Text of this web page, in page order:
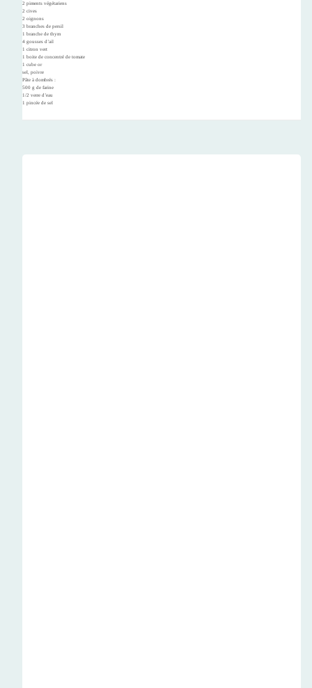
2 piments végétariens
2 cives
2 oignons
3 branches de persil
1 branche de thym
4 gousses d’ail
1 citron vert
1 boite de concentré de tomate
1 cube or
sel, poivre
Pâte à dombrés :
500 g de farine
1/2 verre d’eau
1 pincée de sel